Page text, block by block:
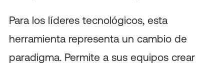
Para los líderes tecnológicos, esta
herramienta representa un cambio de
paradigma. Permite a sus equipos crear